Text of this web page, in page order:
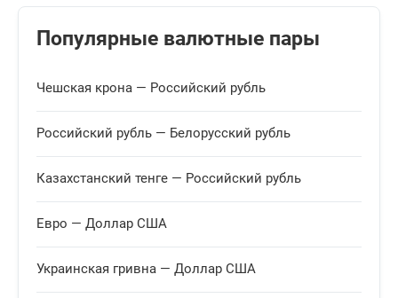
57.7548
Азербайджанский манат
48.3332 +0.4463 Рассчитать
Бразильский реал 1 BRL
16.1067
Популярные валютные пары
Чешская крона — Российский рубль
Российский рубль — Белорусский рубль
Казахстанский тенге — Российский рубль
Евро — Доллар США
Украинская гривна — Доллар США